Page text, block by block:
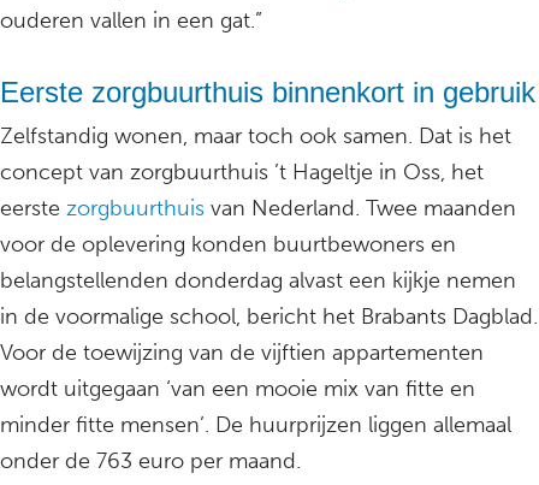
ouderen vallen in een gat.”
Eerste zorgbuurthuis binnenkort in gebruik
Zelfstandig wonen, maar toch ook samen. Dat is het
concept van zorgbuurthuis ’t Hageltje in Oss, het
eerste zorgbuurthuis van Nederland. Twee maanden
voor de oplevering konden buurtbewoners en
belangstellenden donderdag alvast een kijkje nemen
in de voormalige school, bericht het Brabants Dagblad.
Voor de toewijzing van de vijftien appartementen
wordt uitgegaan ‘van een mooie mix van fitte en
minder fitte mensen’. De huurprijzen liggen allemaal
onder de 763 euro per maand.